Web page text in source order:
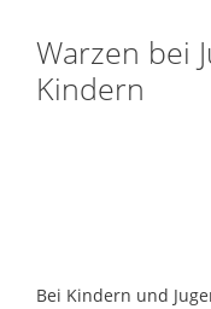
Warzen bei
Kindern
Bei Kindern und